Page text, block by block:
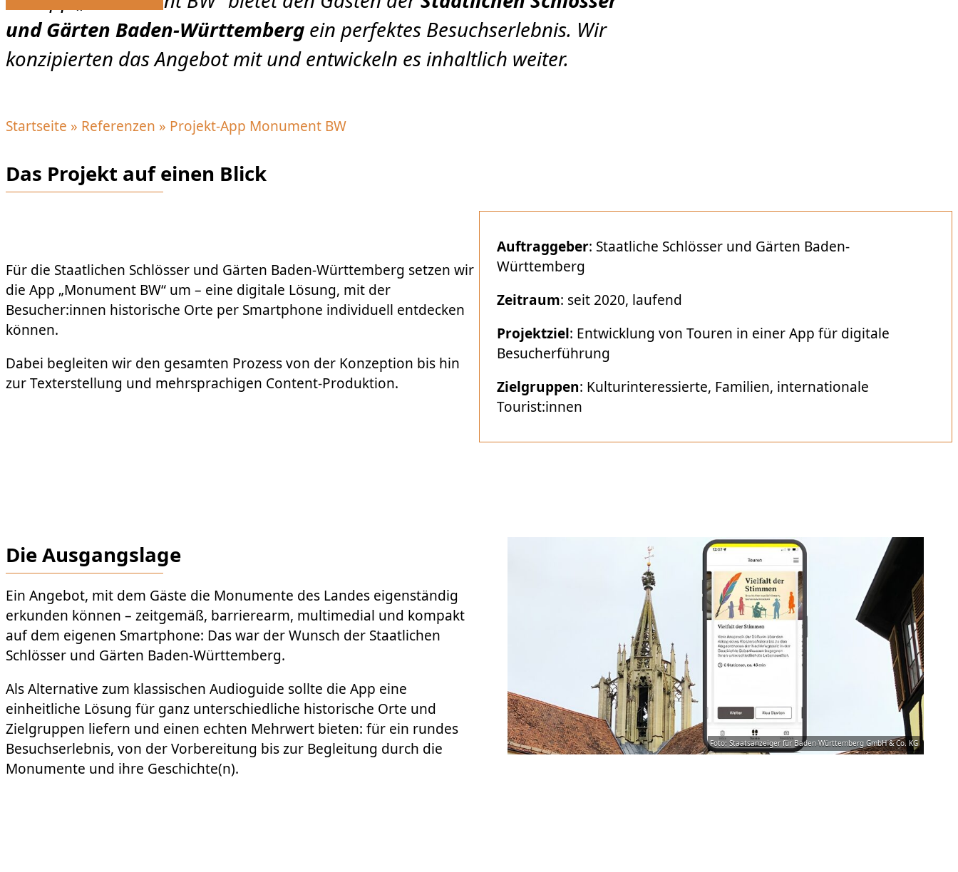
und Gärten Baden-Württemberg ein perfektes Besuchserlebnis. Wir
konzipierten das Angebot mit und entwickeln es inhaltlich weiter.
Startseite » Referenzen » Projekt-App Monument BW
Das Projekt auf einen Blick
Für die Staatlichen Schlösser und Gärten Baden-Württemberg setzen wir
die App „Monument BW“ um – eine digitale Lösung, mit der
Besucher:innen historische Orte per Smartphone individuell entdecken
können.
Dabei begleiten wir den gesamten Prozess von der Konzeption bis hin
zur Texterstellung und mehrsprachigen Content-Produktion.
Auftraggeber: Staatliche Schlösser und Gärten Baden-
Württemberg
Zeitraum: seit 2020, laufend
Projektziel: Entwicklung von Touren in einer App für digitale
Besucherführung
Zielgruppen: Kulturinteressierte, Familien, internationale
Tourist:innen
Die Ausgangslage
Ein Angebot, mit dem Gäste die Monumente des Landes eigenständig
erkunden können – zeitgemäß, barrierearm, multimedial und kompakt
auf dem eigenen Smartphone: Das war der Wunsch der Staatlichen
Schlösser und Gärten Baden-Württemberg.
Als Alternative zum klassischen Audioguide sollte die App eine
einheitliche Lösung für ganz unterschiedliche historische Orte und
Zielgruppen liefern und einen echten Mehrwert bieten: für ein rundes
Besuchserlebnis, von der Vorbereitung bis zur Begleitung durch die
Monumente und ihre Geschichte(n).
Foto: Staatsanzeiger für Baden-Württemberg GmbH & Co. KG